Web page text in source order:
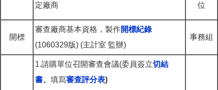
定廠商
位
開標
審查廠商基本資格，製作開標紀錄
(1060329版) (主計室 監辦)
事務組
1.請購單位召開審查會議(委員簽立切結
書、 填寫審查評分表)